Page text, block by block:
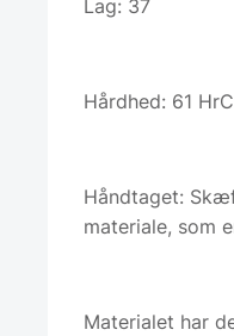
Lag: 37
Hårdhed: 61 HrC
Håndtaget:
materiale, som
Materialet har